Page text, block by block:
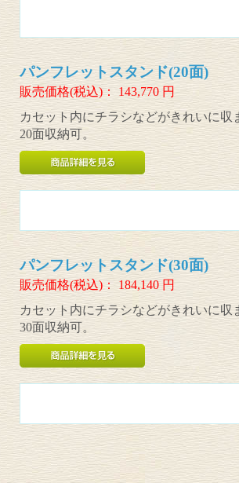
パンフレットスタンド(20面)
販売価格(税込)： 143,770円
カセット内にチラシなどがきれいに収
20面収納可。
パンフレットスタンド(30面)
販売価格(税込)： 184,140円
カセット内にチラシなどがきれいに
30面収納可。